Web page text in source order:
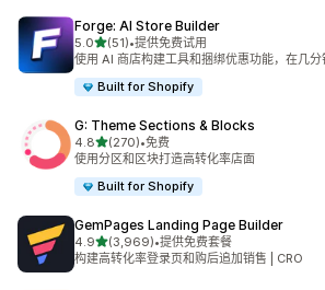
Forge: AI Store Builder
5.0星（满分 5 星）
(51)
总共 51 条评论
•提供免费试用
使用 AI 商店构建工具和捆绑优惠功能，在几
Built for Shopify
G: Theme Sections & Blocks
4.8星（满分 5 星）
(270)
总共 270 条评论
•免费
使用分区和区块打造高转化率店面
Built for Shopify
GemPages Landing Page Builder
4.9星（满分 5 星）
(3,969)
总共 3969 条评论
•提供免费套餐
构建高转化率登录页和购后追加销售 | CRO